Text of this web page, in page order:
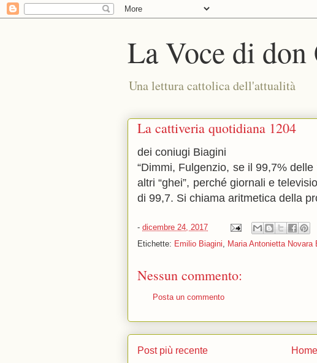
La Voce di
Una lettura cattolica dell'attualità
La cattiveria quotidiana 1204
dei coniugi Biagini
“Dimmi, Fulgenzio, se il 99,7%
altri “ghei”, perché giornali e
di 99,7. Si chiama aritmetica della
- dicembre 24, 2017
Etichette: Emilio Biagini, Maria Antonietta Novara
Nessun commento:
Posta un commento
Post più recente